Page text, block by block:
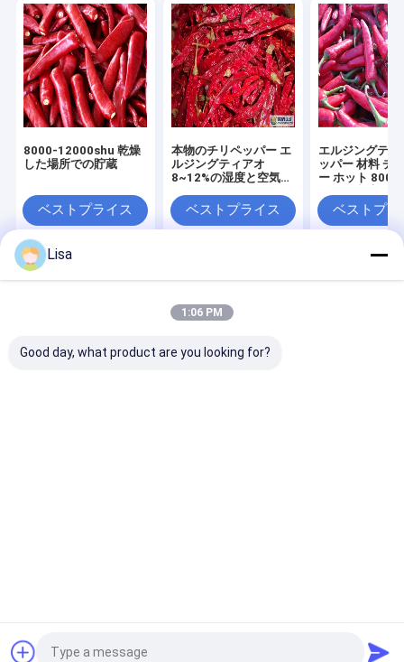
8000-12000shu 乾燥
した場所での貯蔵
ベストプライス
本物のチリペッパー エ
ルジングティアオ
8~12%の湿度と空気乾
ベストプライス
エルジングティ
ッパー 材料 チ
ー ホット
じてベストプラ
ホーム 企業情報
Desktop Site
Reserved.
Lisa
1:06 PM
Good day, what product are you looking for?